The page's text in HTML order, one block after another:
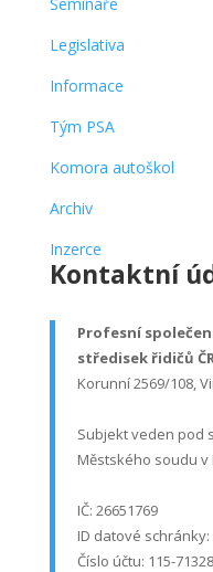
Legislativa
Informace
Tým PSA
Komora autoškol
Archiv
Inzerce
Kontaktní
Profesní
středisek řidičů
Korunní 2569/108,
Subjekt veden pod
Městského soudu v
IČ: 26651769
ID datové schránky:
Číslo účtu: 115-